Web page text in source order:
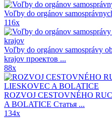
Voľby do orgánov
116x
Voľby do orgánov samosprávy
krajov проектов ...
88x
ROZVOJ CESTOVNÉHO
A BOLATICE Статья ...
134x